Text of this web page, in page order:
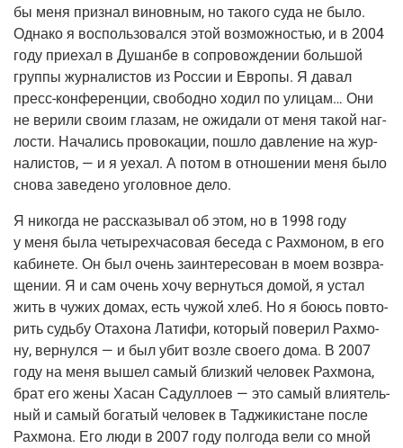
бы меня при­знал винов­ным, но тако­го суда не было.
Одна­ко я вос­поль­зо­вал­ся этой воз­мож­но­стью, и в 2004
году при­е­хал в Душан­бе в сопро­вож­де­нии боль­шой
груп­пы жур­на­ли­стов из Рос­сии и Евро­пы. Я давал
пресс-кон­фе­рен­ции, сво­бод­но ходил по ули­цам… Они
не вери­ли сво­им гла­зам, не ожи­да­ли от меня такой наг­
ло­сти. Нача­лись про­во­ка­ции, пошло дав­ле­ние на жур­
на­ли­стов, — и я уехал. А потом в отно­ше­нии меня было
сно­ва заве­де­но уго­лов­ное дело.
Я нико­гда не рас­ска­зы­вал об этом, но в 1998 году
у меня была четы­рех­ча­со­вая бесе­да с Рах­мо­ном, в его
каби­не­те. Он был очень заин­те­ре­со­ван в моем воз­вра­
ще­нии. Я и сам очень хочу вер­нуть­ся домой, я устал
жить в чужих домах, есть чужой хлеб. Но я боюсь повто­
рить судь­бу Ота­хо­на Лати­фи, кото­рый пове­рил Рах­мо­
ну, вер­нул­ся — и был убит воз­ле сво­е­го дома. В 2007
году на меня вышел самый близ­кий чело­век Рах­мо­на,
брат его жены Хасан Садул­ло­ев — это самый вли­я­тель­
ный и самый бога­тый чело­век в Таджи­ки­стане после
Рах­мо­на. Его люди в 2007 году пол­го­да вели со мной